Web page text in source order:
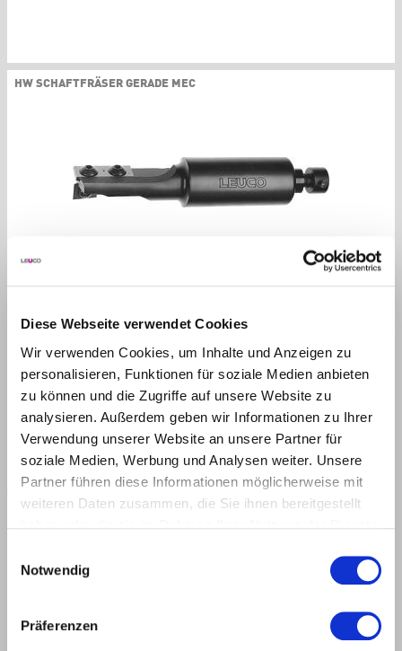
Diese Webseite verwendet Cookies
Wir verwenden Cookies, um Inhalte und Anzeigen zu
personalisieren, Funktionen für soziale Medien anbieten
zu können und die Zugriffe auf unsere Website zu
analysieren. Außerdem geben wir Informationen zu Ihrer
Verwendung unserer Website an unsere Partner für
soziale Medien, Werbung und Analysen weiter. Unsere
Partner führen diese Informationen möglicherweise mit
weiteren Daten zusammen, die Sie ihnen bereitgestellt
Notwendig
Präferenzen
HW SCHAFTFRÄSER GERADE MEC
VHW SCHAFTFRÄSER PROFILIERT MEC